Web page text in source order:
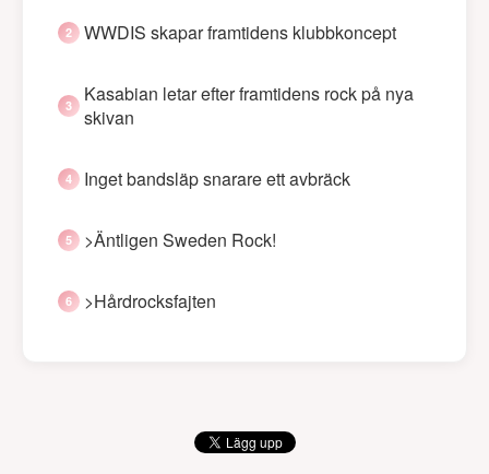
WWDIS skapar framtidens klubbkoncept
Kasabian letar efter framtidens rock på nya
skivan
Inget bandsläp snarare ett avbräck
>Äntligen Sweden Rock!
>Hårdrocksfajten